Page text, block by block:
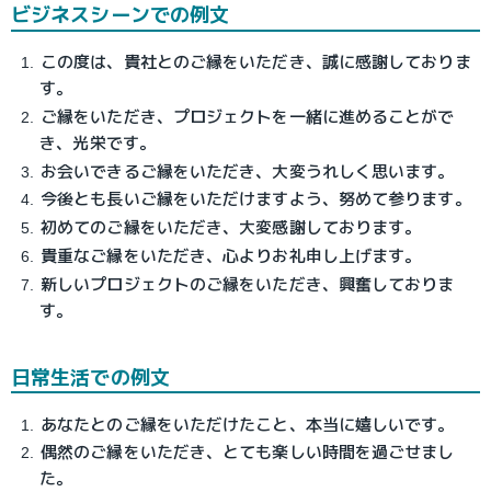
ビジネスシーンでの例文
この度は、貴社とのご縁をいただき、誠に感謝しておりま
す。
ご縁をいただき、プロジェクトを一緒に進めることがで
き、光栄です。
お会いできるご縁をいただき、大変うれしく思います。
今後とも長いご縁をいただけますよう、努めて参ります。
初めてのご縁をいただき、大変感謝しております。
貴重なご縁をいただき、心よりお礼申し上げます。
新しいプロジェクトのご縁をいただき、興奮しておりま
す。
日常生活での例文
あなたとのご縁をいただけたこと、本当に嬉しいです。
偶然のご縁をいただき、とても楽しい時間を過ごせまし
た。